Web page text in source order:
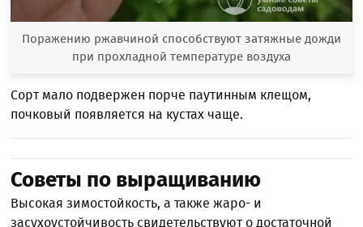
Поражению ржавчиной способствуют затяжные дожди
при прохладной температуре воздуха
Сорт мало подвержен порче паутинным клещом,
почковый появляется на кустах чаще.
Советы по выращиванию
Высокая зимостойкость, а также жаро- и
засухоустойчивость свидетельствуют о достаточной